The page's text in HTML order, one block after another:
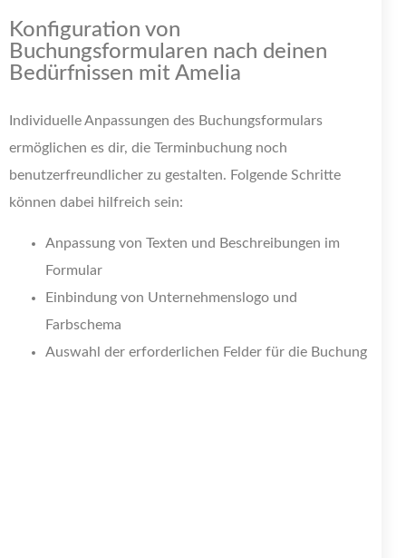
Konfiguration von
Buchungsformularen nach deinen
Bedürfnissen mit Amelia
Individuelle Anpassungen des Buchungsformulars
ermöglichen es dir, die Terminbuchung noch
benutzerfreundlicher zu gestalten. Folgende Schritte
können dabei hilfreich sein:
Anpassung von Texten und Beschreibungen im
Formular
Einbindung von Unternehmenslogo und
Farbschema
Auswahl der erforderlichen Felder für die Buchung